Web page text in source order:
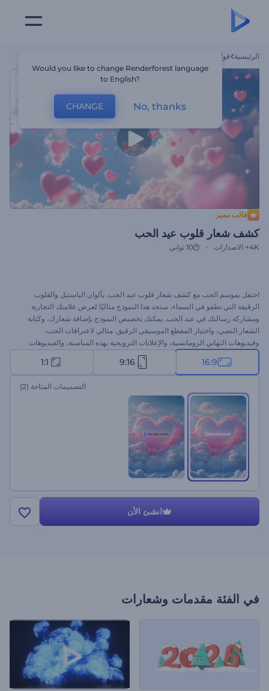
الرئيسية قوالب
قالب مميز
كشف شعار قلوب عيد الحب
4K+ الاصدارات 10 ثواني
احتفل بموسم الحب مع كشف شعار قلوب عيد الحب. بألوان الباستيل والقلوب
الرقيقة التي تطفو في السماء، ستجد هذا النموذج مثاليًا لعرض علامتك التجارية
ومشاركة رسالتك في عيد الحب. يمكنك تخصيص النموذج بإضافة شعارك، وكتابة
الشعار النصي، واختيار المقطع الموسيقي الرقيق. مثالي لاعترافات الحب،
وفيديوهات التهاني الرومانسية، والإعلانات الترويجية بهذه المناسبة، والفيديوهات
الإعلانية، وغيرها. ابدأ الآن واجعل عيد الحب لا ينسى!
16:9
9:16
1:1
التصميمات المتاحة (2)
انشئ الأن
في الفئة مقدمات وشعارات
Would you like to change Renderforest language
to English?
CHANGE No, thanks